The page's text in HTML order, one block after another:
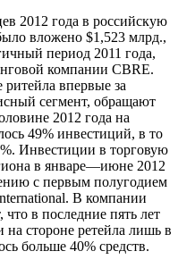
2012 года в российскую
вложено $1,523 млрд.,
период 2011 года,
компании CBRE.
впервые за
сегмент, обращают
2012 года на
49% инвестиций, в то
Инвестиции в торговую
в январе—июне 2012
с первым полугодием
В компании
в последние пять лет
стороне ретейла лишь в
больше 40% средств.